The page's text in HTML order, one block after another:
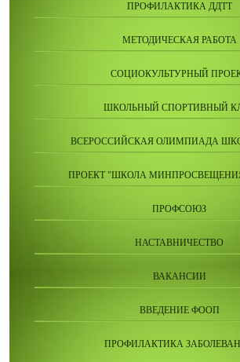
ПРОФИЛАКТИКА ДДТТ
МЕТОДИЧЕСКАЯ РАБОТА
СОЦИОКУЛЬТУРНЫЙ
ШКОЛЬНЫЙ СПОРТИВНЫЙ
ВСЕРОССИЙСКАЯ ОЛИМПИАДА
ПРОЕКТ "ШКОЛА
ПРОФСОЮЗ
НАСТАВНИЧЕСТВО
ВАКАНСИИ
ВВЕДЕНИЕ ФООП
ПРОФИЛАКТИКА